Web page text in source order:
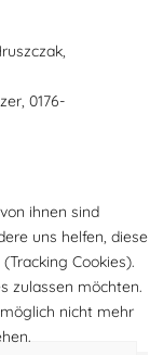
0176-
ihnen sind
uns helfen, diese
Cookies).
zulassen möchten.
nicht mehr